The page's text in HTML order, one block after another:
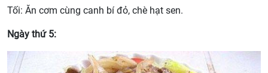
Tối: Ăn cơm cùng canh bí đỏ, chè hạt sen.
Ngày thứ 5: